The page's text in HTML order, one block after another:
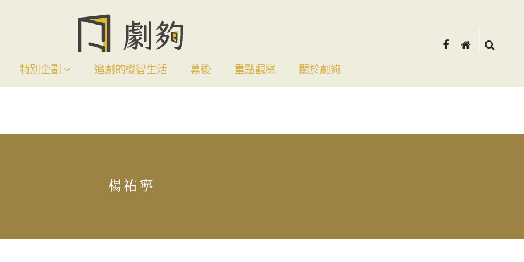
特別企劃 追劇的機智生活 幕後 重點觀察 關於劇夠
楊祐寧